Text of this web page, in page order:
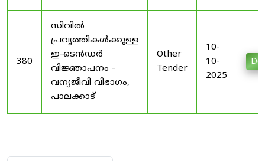
380
സിവിൽ
പ്രവൃത്തികൾക്കുള്ള
ഇ-ടെൻഡർ
വിജ്ഞാപനം -
വന്യജീവി വിഭാഗം,
പാലക്കാട്
Other
Tender
10-
10-
2025